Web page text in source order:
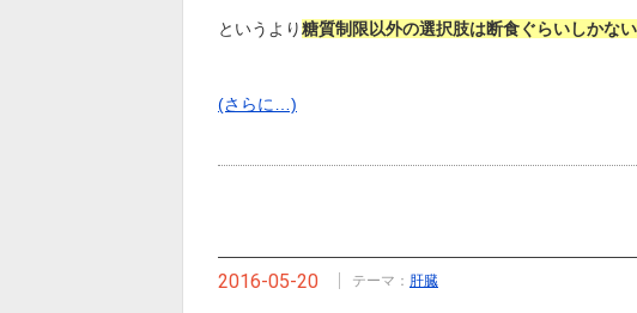
というより糖質制限以外の選択肢は断食ぐらいしかな
(さらに…)
2016-05-20 テーマ： 肝臓